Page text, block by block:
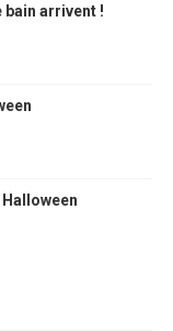
bain arrivent !